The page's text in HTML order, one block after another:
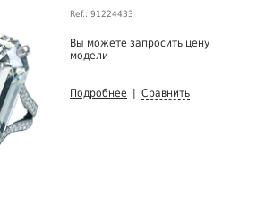
Ref.: 91224433
Вы можете запросить цену
модели
Подробнее Сравнить